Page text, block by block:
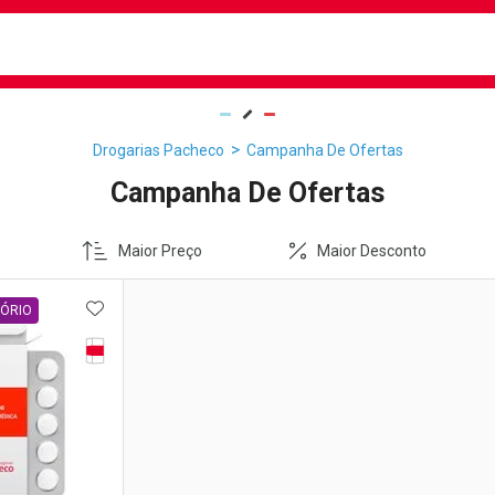
Drogarias Pacheco Campanha De Ofertas
Campanha De Ofertas
Maior Preço Maior Desconto
Tarja Vermelha
ADICIONAR AOS FAVORITOS